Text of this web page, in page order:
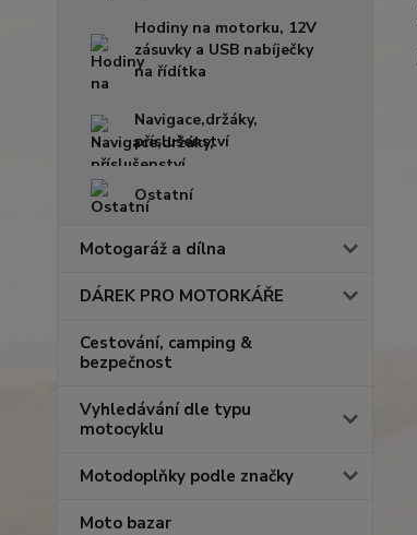
Hodiny na motorku, 12V
zásuvky a USB nabíječky
na řídítka
Navigace,držáky,
příslušenství
Ostatní
Motogaráž a dílna
DÁREK PRO MOTORKÁŘE
Cestování, camping &
bezpečnost
Vyhledávání dle typu
motocyklu
Motodoplňky podle značky
Moto bazar